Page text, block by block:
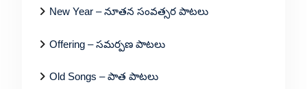
New Year – నూతన సంవత్సర పాటలు
Offering – సమర్పణ పాటలు
Old Songs – పాత పాటలు